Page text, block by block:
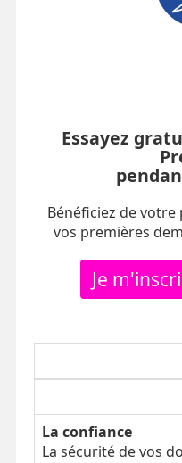
Essayez
Bénéficiez de
vos premières
Je
La confiance
La sécurité de vos